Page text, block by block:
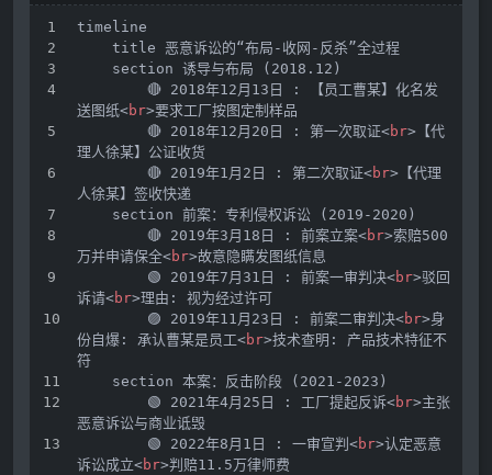
timeline
    title 恶意诉讼的“布局-收网-反杀”全过程
    section 诱导与布局 (2018.12)
送图纸<br>要求工厂按图定制样品
        🔴 2018年12月20日 : 第一次取证
<br> 【代
理人徐某】公证收货
        🔴 2019年1月2日 : 第二次取证
<br> 【代理
人徐某】签收快递
    section 前案：专利侵权诉讼 (2019-2020)
        🔴 2019年3月18日 : 前案立案
<br>索赔500
万并申请保全<br>故意隐瞒发图纸信息
        🟢 2019年7月31日 : 前案一审判决
<br>驳回
诉请<br>理由: 视为经过许可
        🟣 2019年11月23日 : 前案二审判决
<br>身
份自爆: 承认曹某是员工<br>技术查明: 产品技术特征不
符
    section 本案：反击阶段 (2021-2023)
        🟢 2021年4月25日 : 工厂提起反诉
<br>主张
恶意诉讼与商业诋毁
        🟢 2022年8月1日 : 一审宣判
<br>认定恶意
诉讼成立<br>判赔11.5万律师费